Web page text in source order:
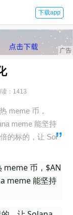
下载app
读：1413
meme 币，
meme 能坚持
的标的，让 Sol
meme 币，$AN
meme 能坚持